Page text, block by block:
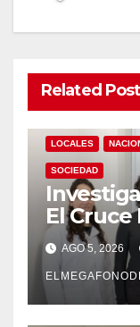
Related Post
LOCALES
SOCIEDAD
El
pionero
AGO 5, 2026